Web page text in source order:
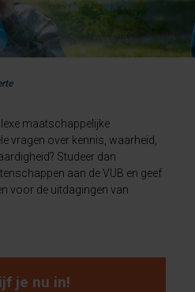
maatschappelijke
vragen over kennis, waarheid,
Studeer dan
aan de VUB en geef
voor de uitdagingen van
je nu in!